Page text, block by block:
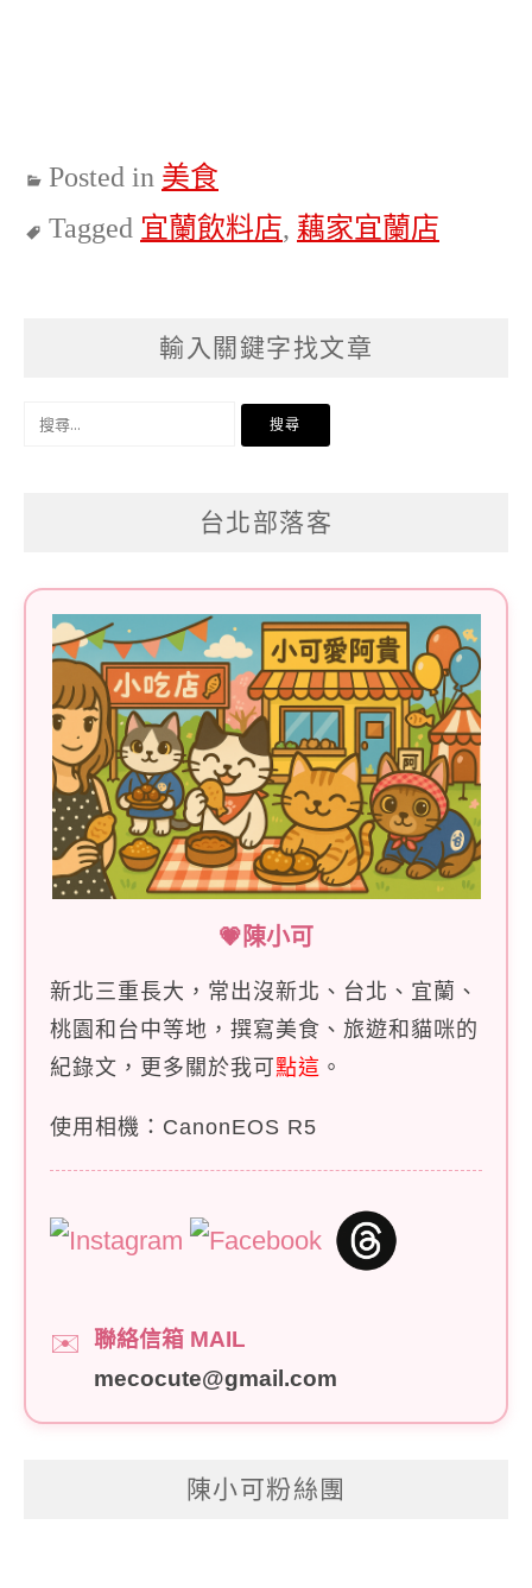
Posted in 美食
Tagged 宜蘭飲料店, 藕家宜蘭店
輸入關鍵字找文章
搜
台北部落客
💗陳小可
新北三重長大，常出沒新北、台北、宜蘭、
桃園和台中等地，撰寫美食、旅遊和貓咪的
紀錄文，更多關於我可點這 。
使用相機：CanonEOS R5
✉️
聯絡信箱 MAIL
mecocute@gmail.com
陳小可粉絲團